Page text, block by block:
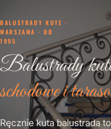
BALUSTRADY KUTE ·
WARSZAWA · OD
1995
Balustrady
schodowe i
Ręcznie kuta balustrada